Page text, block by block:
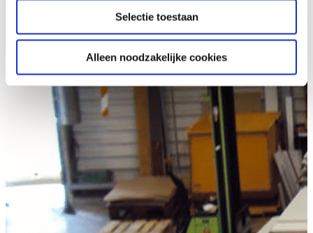
Selectie toestaan
Alleen noodzakelijke cookies